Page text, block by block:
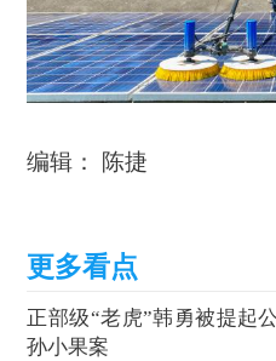
编辑： 陈捷
正部级“老虎”韩勇被提起
孙小果案